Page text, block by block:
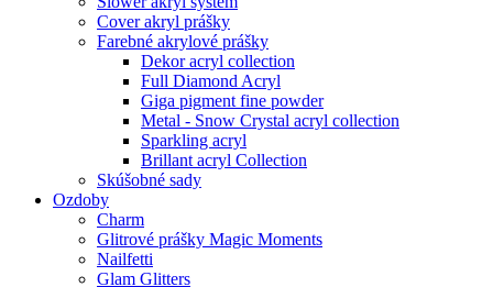
Cover akryl prášky
Farebné akrylové prášky
Dekor acryl collection
Full Diamond Acryl
Giga pigment fine powder
Metal - Snow Crystal acryl collection
Sparkling acryl
Brillant acryl Collection
Skúšobné sady
Ozdoby
Charm
Glitrové prášky Magic Moments
Nailfetti
Glam Glitters